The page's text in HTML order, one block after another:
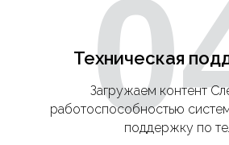
Техническая
Загружаем контент
работоспособностью
поддержку по